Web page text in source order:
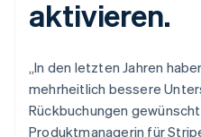
aktivieren.
„In den letzten Jahren
mehrheitlich bessere
Rückbuchungen
Produktmanagerin für
Kroatien
English
Liechtenstein
DeutschEnglish
Litauen